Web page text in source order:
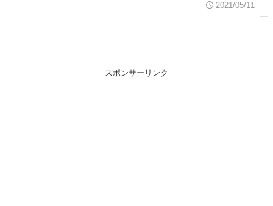
2021/05/11
スポンサーリンク